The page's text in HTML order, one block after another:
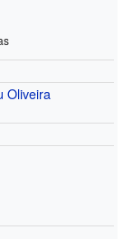
Oliveira